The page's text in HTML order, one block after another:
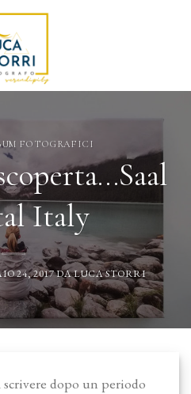
FOTOGRAFICI
Italy
24, 2017DALUCA STORRI
dopo un periodo